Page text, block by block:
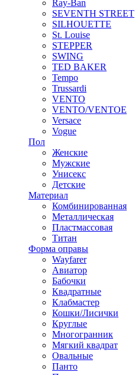
Ray-Ban
SEVENTH STREET
SILHOUETTE
St. Louise
STEPPER
SWING
TED BAKER
Tempo
Trussardi
VENTO
VENTO/VENTOE
Versace
Vogue
Пол
Женские
Мужские
Унисекс
Детские
Материал
Комбинированная
Металлическая
Пластмассовая
Титан
Форма оправы
Wayfarer
Авиатор
Бабочки
Квадратные
Клабмастер
Кошки/Лисички
Круглые
Многогранник
Мягкий квадрат
Овальные
Панто